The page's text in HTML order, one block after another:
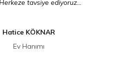
tavsiye ediyoruz...
Hatice KÖKNAR
Ev Hanımı